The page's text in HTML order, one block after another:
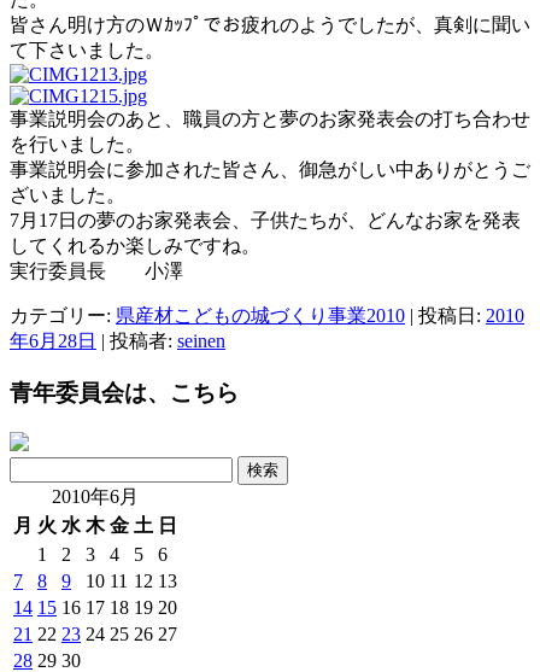
皆さん明け方のＷｶｯﾌﾟでお疲れのようでしたが、真剣に聞い
て下さいました。
事業説明会のあと、職員の方と夢のお家発表会の打ち合わせ
を行いました。
事業説明会に参加された皆さん、御急がしい中ありがとうご
ざいました。
7月17日の夢のお家発表会、子供たちが、どんなお家を発表
してくれるか楽しみですね。
実行委員長 小澤
カテゴリー: 県産材こどもの城づくり事業2010 | 投稿日: 2010
年6月28日 | 投稿者: seinen
青年委員会は、こちら
2010年6月
月 火 水 木 金 土 日
1
2 3 4 5
6
7
8 9 10 11 12 13
14 15 16 17 18 19 20
21 22 23 24 25 26 27
28 29 30